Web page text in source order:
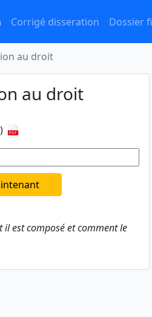
Corrigé disseration Dossier
au droit
au droit
est composé et comment le